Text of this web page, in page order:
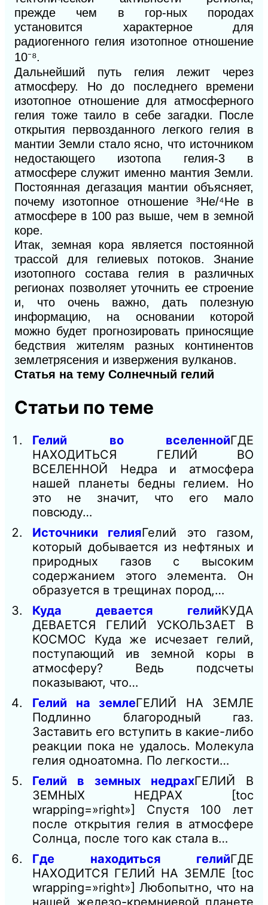
прежде чем в гор-ных породах
установится характерное для
радиогенного гелия изотопное отношение
10⁻⁸.
Дальнейший путь гелия лежит через
атмосферу. Но до последнего времени
изотопное отношение для атмосферного
гелия тоже таило в себе загадки. После
открытия первозданного легкого гелия в
мантии Земли стало ясно, что источником
недостающего изотопа гелия-3 в
атмосфере служит именно мантия Земли.
Постоянная дегазация мантии объясняет,
почему изотопное отношение ³Не/⁴Не в
атмосфере в 100 раз выше, чем в земной
коре.
Итак, земная кора является постоянной
трассой для гелиевых потоков. Знание
изотопного состава гелия в различных
регионах позволяет уточнить ее строение
и, что очень важно, дать полезную
информацию, на основании которой
можно будет прогнозировать приносящие
бедствия жителям разных континентов
землетрясения и извержения вулканов.
Статья на тему Солнечный гелий
Статьи по теме
Гелий во вселеннойГДЕ
НАХОДИТЬСЯ ГЕЛИЙ ВО
ВСЕЛЕННОЙ Недра и атмосфера
нашей планеты бедны гелием. Но
это не значит, что его мало
повсюду…
Источники гелияГелий это газом,
который добывается из нефтяных и
природных газов с высоким
содержанием этого элемента. Он
образуется в трещинах пород,…
Куда девается гелийКУДА
ДЕВАЕТСЯ ГЕЛИЙ УСКОЛЬЗАЕТ В
КОСМОС Куда же исчезает гелий,
поступающий ив земной коры в
атмосферу? Ведь подсчеты
показывают, что…
Гелий на землеГЕЛИЙ НА ЗЕМЛЕ
Подлинно благородный газ.
Заставить его вступить в какие-либо
реакции пока не удалось. Молекула
гелия одноатомна. По легкости…
Гелий в земных недрахГЕЛИЙ В
ЗЕМНЫХ НЕДРАХ [toc
wrapping=»right»] Спустя 100 лет
после открытия гелия в атмосфере
Солнца, после того как стала в…
Где находиться гелийГДЕ
НАХОДИТСЯ ГЕЛИЙ НА ЗЕМЛЕ [toc
wrapping=»right»] Любопытно, что на
нашей железо-кремниевой планете